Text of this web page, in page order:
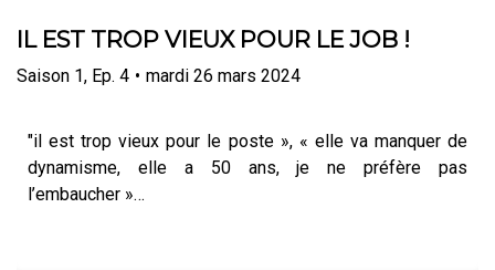
IL EST TROP VIEUX POUR LE JOB !
Saison 1, Ep. 4 • mardi 26 mars 2024
"il est trop vieux pour le poste », « elle va manquer de
dynamisme, elle a 50 ans, je ne préfère pas
l’embaucher »…